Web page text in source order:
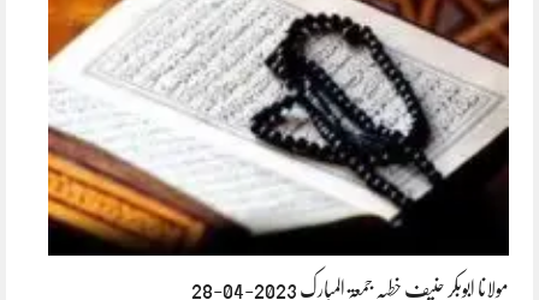
مولانا ابوبکر حنیف خطبہ جمعۃ المبارک 2023-04-28